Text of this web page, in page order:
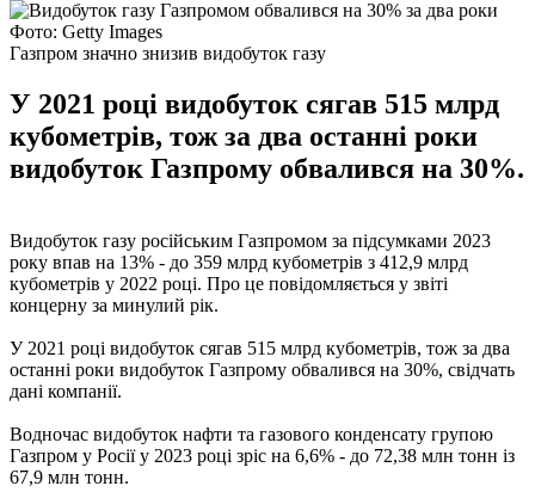
Фото: Getty Images
Газпром значно знизив видобуток газу
У 2021 році видобуток сягав 515 млрд
кубометрів, тож за два останні роки
видобуток Газпрому обвалився на 30%.
Видобуток газу російським Газпромом за підсумками 2023
року впав на 13% - до 359 млрд кубометрів з 412,9 млрд
кубометрів у 2022 році. Про це повідомляється у звіті
концерну за минулий рік.
У 2021 році видобуток сягав 515 млрд кубометрів, тож за два
останні роки видобуток Газпрому обвалився на 30%, свідчать
дані компанії.
Водночас видобуток нафти та газового конденсату групою
Газпром у Росії у 2023 році зріс на 6,6% - до 72,38 млн тонн із
67,9 млн тонн.